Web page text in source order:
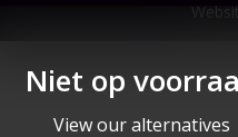
Niet op
View our alternatives